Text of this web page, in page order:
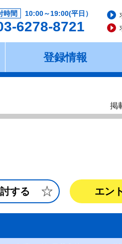
時間 10:00～19:00(平日）
6278-8721
登録情報
掲
する エン